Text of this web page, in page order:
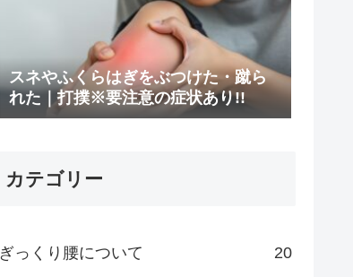
スネやふくらはぎをぶつけた・蹴ら
れた｜打撲※要注意の症状あり!!
カテゴリー
ぎっくり腰について 20